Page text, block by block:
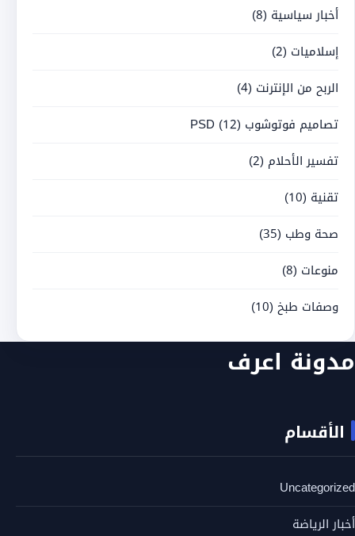
أخبار سياسية (8)
إسلاميات (2)
الربح من الإنترنت (4)
تصاميم فوتوشوب PSD (12)
تفسير الأحلام (2)
تقنية (10)
صحة وطب (35)
منوعات (8)
وصفات طبخ (10)
مدونة اعرف
الأقسام
Uncategorized
أخبار الرياضة